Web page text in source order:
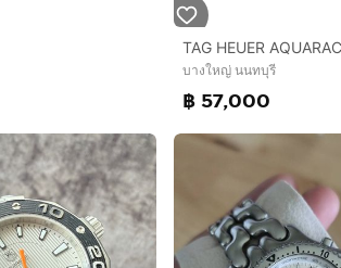
บางใหญ่ นนทบุรี
฿ 57,000